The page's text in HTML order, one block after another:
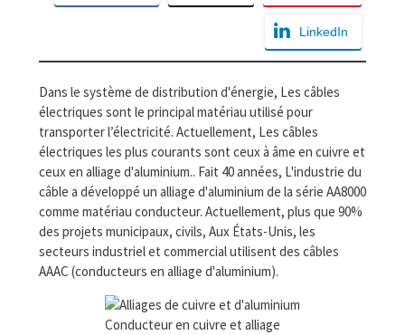
LinkedIn
Dans le système de distribution d'énergie, Les câbles
électriques sont le principal matériau utilisé pour
transporter l’électricité. Actuellement, Les câbles
électriques les plus courants sont ceux à âme en cuivre et
ceux en alliage d'aluminium.. Fait 40 années, L'industrie du
câble a développé un alliage d'aluminium de la série AA8000
comme matériau conducteur. Actuellement, plus que 90%
des projets municipaux, civils, Aux États-Unis, les
secteurs industriel et commercial utilisent des câbles
AAAC (conducteurs en alliage d'aluminium).
Conducteur en cuivre et alliage